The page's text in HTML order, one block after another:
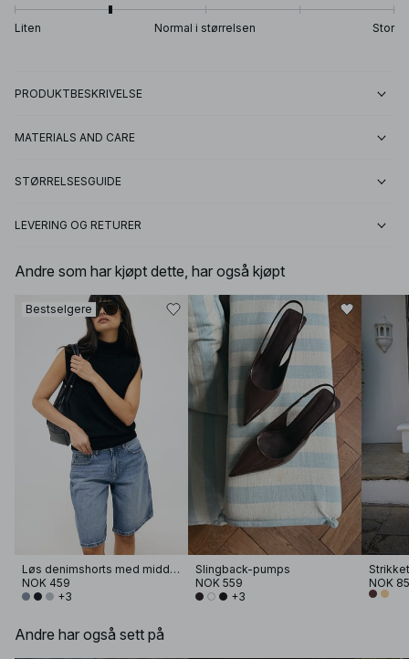
Liten Normal i størrelsen Stor
PRODUKTBESKRIVELSE
MATERIALS AND CARE
STØRRELSESGUIDE
LEVERING OG RETURER
Andre som har kjøpt dette, har også kjøpt
Bestselgere
Løs denimshorts med middels liv
NOK 459
+3
Slingback-pumps
NOK 559
+3
NOK
Andre har også sett på